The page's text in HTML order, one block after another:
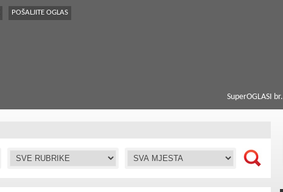
POŠALJITE OGLAS
SuperOGLASI br.